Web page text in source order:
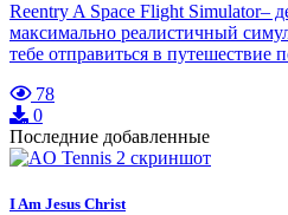
Reentry A Space Flight Simulator–
максимально реалистичный
тебе отправиться в путешествие
78
0
Последние добавленные
I Am Jesus Christ